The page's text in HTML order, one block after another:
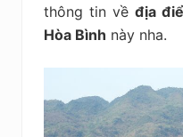
thông tin về địa
Hòa Bình này nha.